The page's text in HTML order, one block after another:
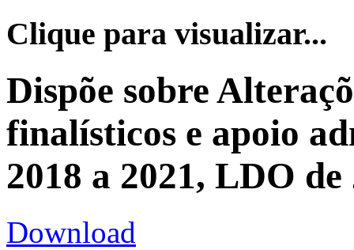
Clique para visualizar...
Dispõe sobre
finalísticos e apoio
2018 a 2021, LDO de
Download